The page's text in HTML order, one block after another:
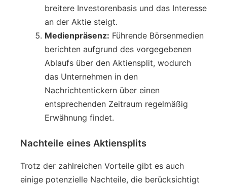
breitere Investorenbasis und das Interesse
an der Aktie steigt.
Medienpräsenz: Führende Börsenmedien
berichten aufgrund des vorgegebenen
Ablaufs über den Aktiensplit, wodurch
das Unternehmen in den
Nachrichtentickern über einen
entsprechenden Zeitraum regelmäßig
Erwähnung findet.
Nachteile eines Aktiensplits
Trotz der zahlreichen Vorteile gibt es auch
einige potenzielle Nachteile, die berücksichtigt